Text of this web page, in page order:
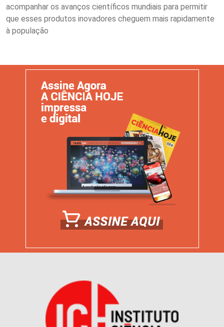
acompanhar os avanços científicos mundiais para permitir
que esses produtos inovadores cheguem mais rapidamente
à população